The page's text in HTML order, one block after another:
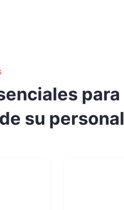
para
su personal